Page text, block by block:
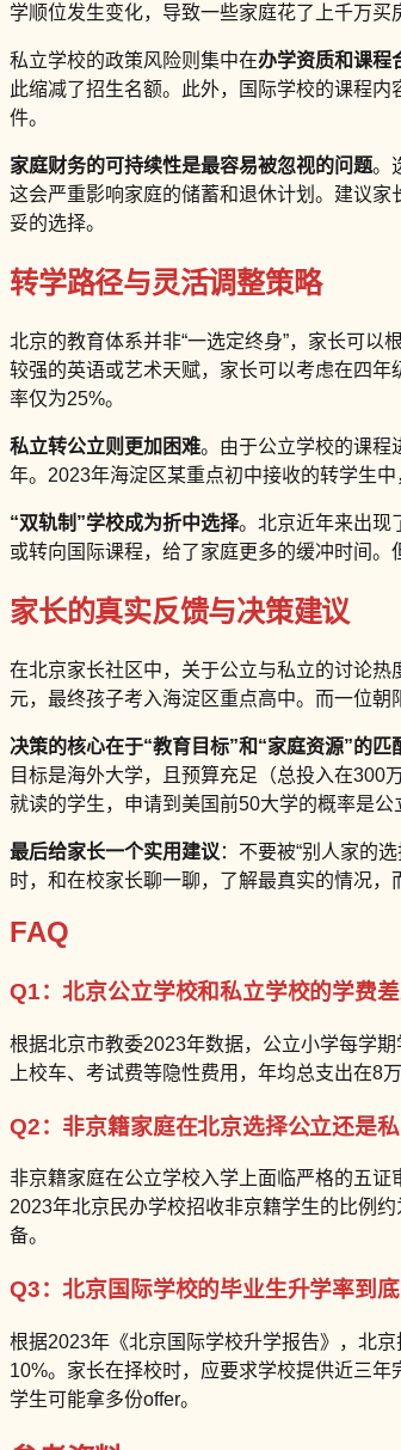
学顺位发生变化，导致一些家庭花了上千万买
私立学校的政策风险则集中在办学资质和课程
此缩减了招生名额。此外，国际学校的课程
件。
家庭财务的可持续性是最容易被忽视的问题。
这会严重影响家庭的储蓄和退休计划。建议
妥的选择。
转学路径与灵活调整策略
北京的教育体系并非“一选定终身”，家长可以
较强的英语或艺术天赋，家长可以考虑在四
率仅为25%。
私立转公立则更加困难。由于公立学校的课程
年。2023年海淀区某重点初中接收的转学生
“双轨制”学校成为折中选择。北京近年来出现
或转向国际课程，给了家庭更多的缓冲时间
家长的真实反馈与决策建议
在北京家长社区中，关于公立与私立的讨论
元，最终孩子考入海淀区重点高中。而一位
决策的核心在于“教育目标”和“家庭资源”的匹
目标是海外大学，且预算充足（总投入在300
就读的学生，申请到美国前50大学的概率是公
最后给家长一个实用建议 ：不要被“别人家的
时，和在校家长聊一聊，了解最真实的情况，
FAQ
Q1：北京公立学校和私立学校的学费差
根据北京市教委2023年数据，公立小学每学
上校车、考试费等隐性费用，年均总支出在8
Q2：非京籍家庭在北京选择公立还是私
非京籍家庭在公立学校入学上面临严格的五
2023年北京民办学校招收非京籍学生的比例
备。
Q3：北京国际学校的毕业生升学率到底
根据2023年《北京国际学校升学报告》，北
10%。家长在择校时，应要求学校提供近三年
学生可能拿多份offer。